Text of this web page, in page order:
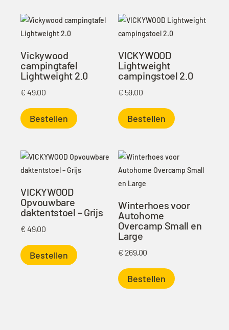
Vickywood
campingtafel
Lightweight 2.0
€ 49,00
Bestellen
VICKYWOOD
Lightweight
campingstoel 2.0
€ 59,00
Bestellen
VICKYWOOD
Opvouwbare
daktentstoel – Grijs
€ 49,00
Bestellen
Winterhoes voor
Autohome
Overcamp Small en
Large
€ 269,00
Bestellen